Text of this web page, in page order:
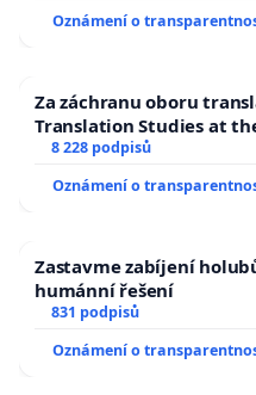
Oznámení o
Za záchranu oboru
Translation Studies at
University
8 228 podpisů
Oznámení o
Zastavme zabíjení
humánní řešení
831 podpisů
Oznámení o